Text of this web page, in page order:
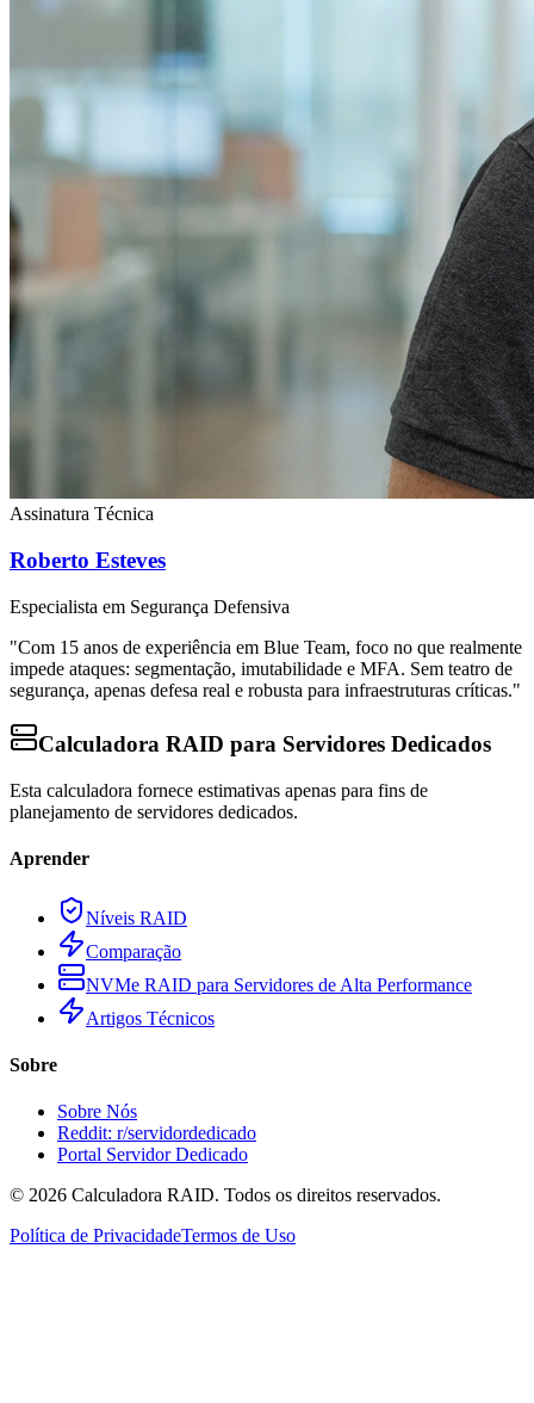
Assinatura Técnica
Roberto Esteves
Especialista em Segurança Defensiva
"Com 15 anos de experiência em Blue Team, foco no que realmente
impede ataques: segmentação, imutabilidade e MFA. Sem teatro de
segurança, apenas defesa real e robusta para infraestruturas críticas."
Calculadora RAID para Servidores Dedicados
Esta calculadora fornece estimativas apenas para fins de
planejamento de servidores dedicados.
Aprender
Níveis RAID
Comparação
NVMe RAID para Servidores de Alta Performance
Artigos Técnicos
Sobre
Sobre Nós
Reddit: r/servidordedicado
Portal Servidor Dedicado
© 2026 Calculadora RAID. Todos os direitos reservados.
Política de PrivacidadeTermos de Uso